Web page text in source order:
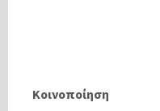
Κοινοποίηση